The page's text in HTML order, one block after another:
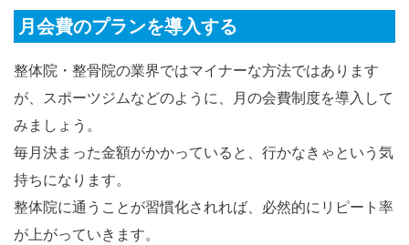
月会費のプランを導入する
整体院・整骨院の業界ではマイナーな方法ではあります
が、スポーツジムなどのように、月の会費制度を導入して
みましょう。
毎月決まった金額がかかっていると、行かなきゃという気
持ちになります。
整体院に通うことが習慣化されれば、必然的にリピート率
が上がっていきます。